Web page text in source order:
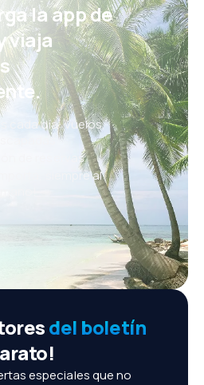
la app de
viaja
cada día: vuelos,
de reservas
siempre al
del boletín
especiales que no